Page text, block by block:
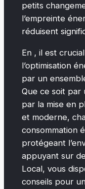
petits
l’empreinte
réduisent
En , il est
l’optimisation
par un
Que ce soit par
par la mise en
et moderne,
consommation
protégeant
appuyant sur
Local, vous
conseils pour